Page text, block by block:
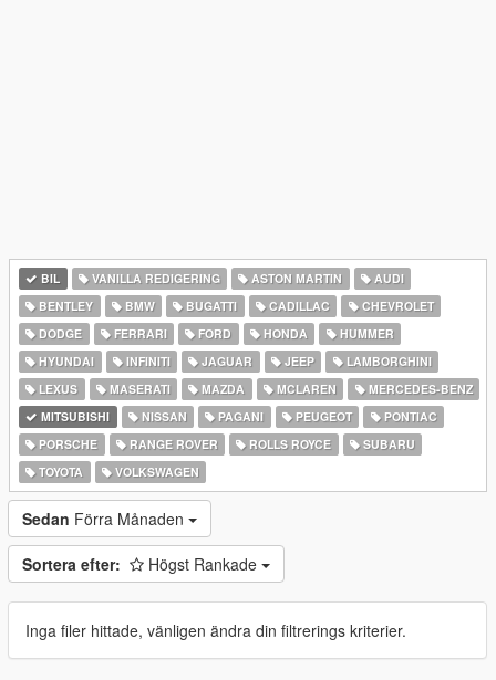
BIL VANILLA REDIGERING ASTON MARTIN
AUDI
BENTLEY
BMW BUGATTI CADILLAC
CHEVROLET
DODGE
FERRARI FORD HONDA
HUMMER
HYUNDAI
INFINITI JAGUAR JEEP
LAMBORGHINI
LEXUS
MASERATI MAZDA MCLAREN
MERCEDES-BENZ
MITSUBISHI
NISSAN PAGANI PEUGEOT
PONTIAC
PORSCHE
RANGE ROVER ROLLS ROYCE
SUBARU
TOYOTA
VOLKSWAGEN
Sedan Förra Månaden
Sortera efter: Högst Rankade
Inga filer hittade, vänligen ändra din filtrerings kriterier.